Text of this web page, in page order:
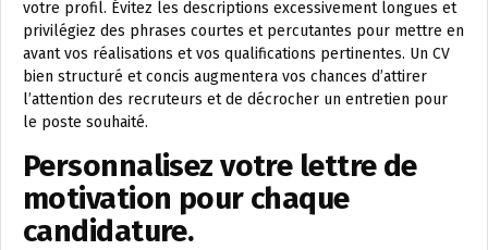
votre profil. Évitez les descriptions excessivement longues et
privilégiez des phrases courtes et percutantes pour mettre en
avant vos réalisations et vos qualifications pertinentes. Un CV
bien structuré et concis augmentera vos chances d’attirer
l’attention des recruteurs et de décrocher un entretien pour
le poste souhaité.
Personnalisez votre lettre de
motivation pour chaque
candidature.